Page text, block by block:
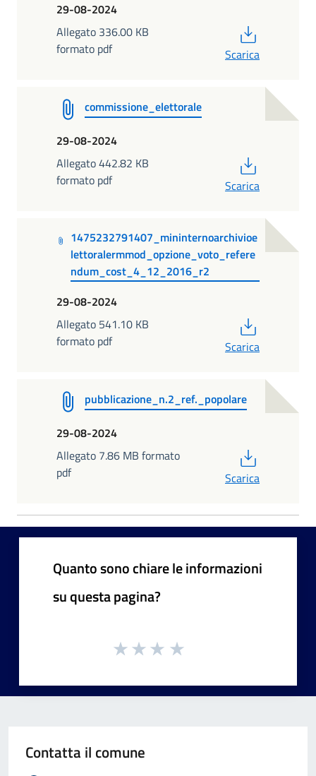
29-08-2024
Allegato 336.00 KB
formato pdf
Scarica
commissione_elettorale
29-08-2024
Allegato 442.82 KB
formato pdf
Scarica
1475232791407_mininternoarchivioe
lettoralermmod_opzione_voto_refere
ndum_cost_4_12_2016_r2
29-08-2024
Allegato 541.10 KB
formato pdf
Scarica
pubblicazione_n.2_ref._popolare
29-08-2024
Allegato 7.86 MB formato
pdf
Scarica
Quanto sono chiare le informazioni
su questa pagina?
Contatta il comune